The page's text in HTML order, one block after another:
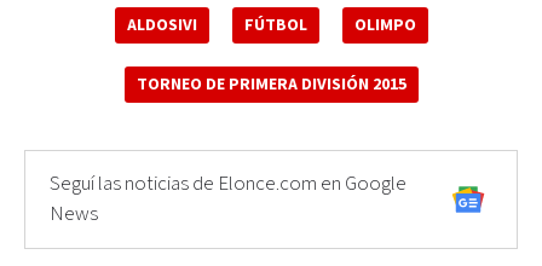
ALDOSIVI FÚTBOL OLIMPO
TORNEO DE PRIMERA DIVISIÓN 2015
Seguí las noticias de Elonce.com en Google
News